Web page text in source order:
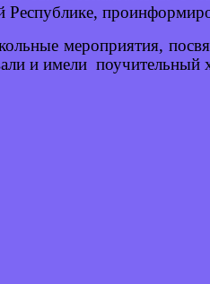
Республике,
мероприятия,
и имели поучительный